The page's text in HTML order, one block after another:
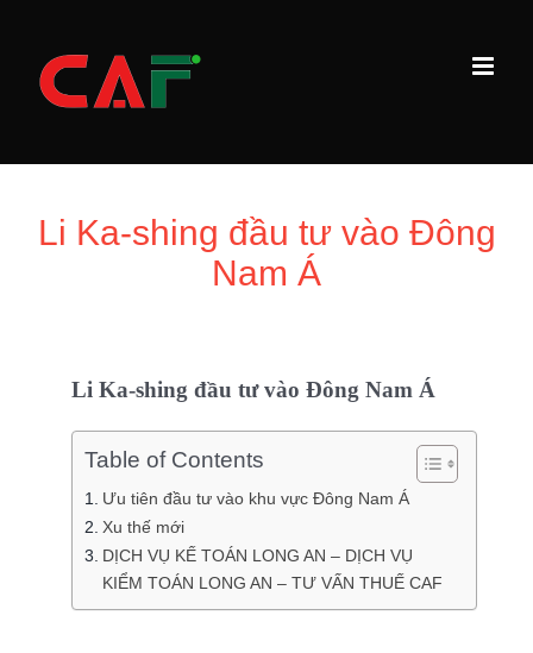
content
Li Ka-shing đầu tư vào Đông
Nam Á
Li Ka-shing đầu tư vào Đông Nam Á
Table of Contents
Ưu tiên đầu tư vào khu vực Đông Nam Á
Xu thế mới
DỊCH VỤ KẾ TOÁN LONG AN – DỊCH VỤ
KIỂM TOÁN LONG AN – TƯ VẤN THUẾ CAF